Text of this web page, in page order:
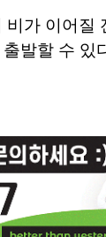
가 이어
발할 수